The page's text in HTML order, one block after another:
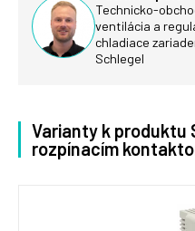
Technicko-
ventilácia a
chladiace
Schlegel
Varianty k produktu
rozpínacím